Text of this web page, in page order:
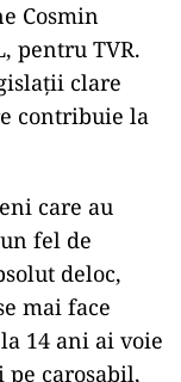
Cosmin
pentru TVR.
clare
contribuie la
care au
fel de
deloc,
mai face
14 ani ai voie
pe carosabil,